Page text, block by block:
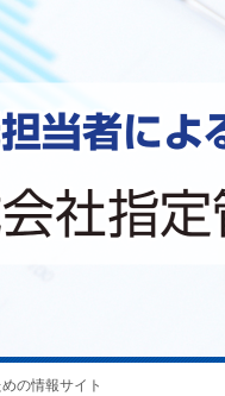
の情報サイト